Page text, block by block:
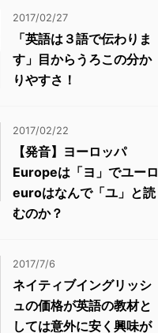
2017/02/27
「英語は３語で伝わりま
す」目からうろこの分か
りやすさ！
2017/02/22
【発音】ヨーロッパ
Europeは「ヨ」でユーロ
euroはなんで「ユ」と読
むのか？
2017/7/6
ネイティブイングリッシ
ュの価格が英語の教材と
しては意外に安く興味が